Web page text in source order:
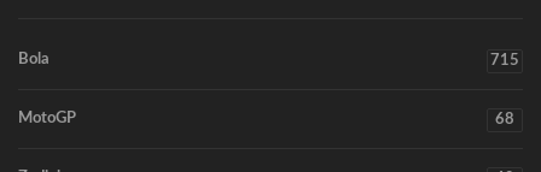
Bola 715
MotoGP 68